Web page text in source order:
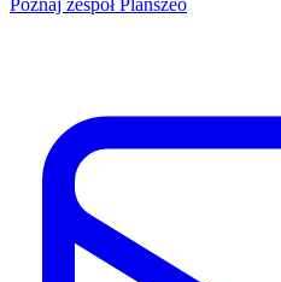
Poznaj zespół Planszeo